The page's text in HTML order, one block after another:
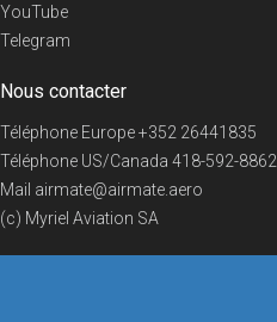
YouTube
Telegram
Nous contacter
Téléphone Europe+352 26441835
Téléphone US/Canada 418-592-8862
Mail airmate@airmate.aero
(c) Myriel Aviation SA